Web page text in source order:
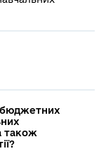
бюджетних
також